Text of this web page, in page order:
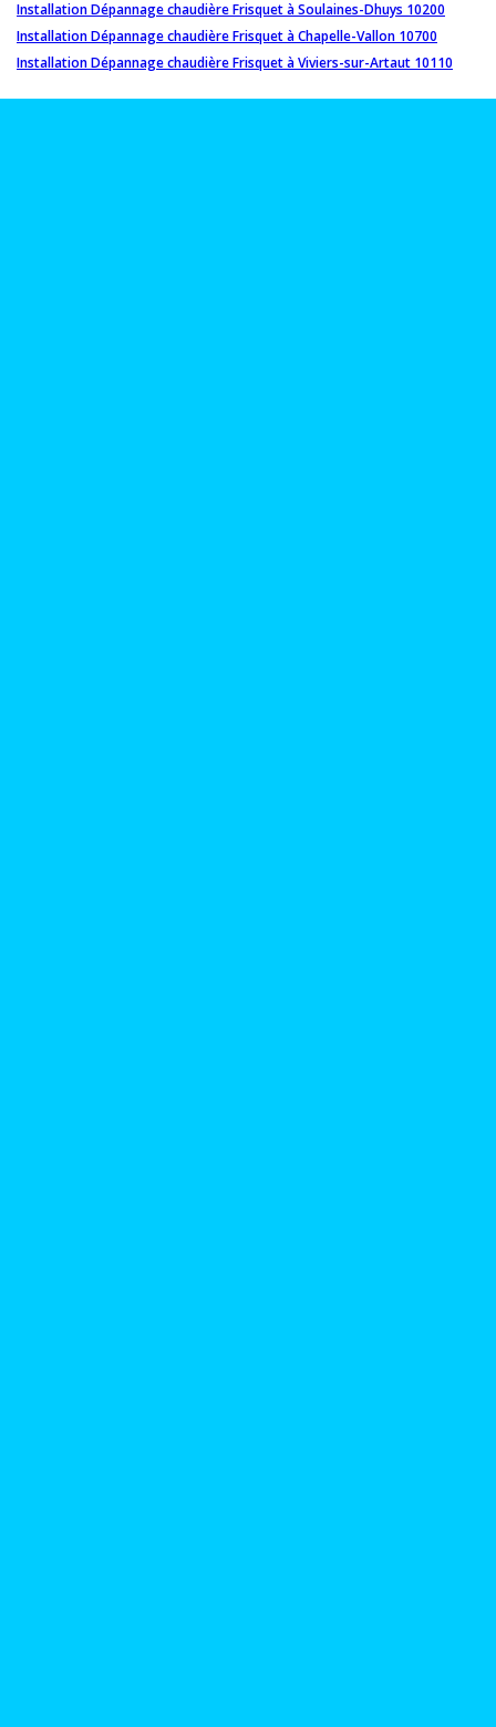
Installation Dépannage chaudière Frisquet à Soulaines-Dhuys 10200
Installation Dépannage chaudière Frisquet à Chapelle-Vallon 10700
Installation Dépannage chaudière Frisquet à Viviers-sur-Artaut 10110